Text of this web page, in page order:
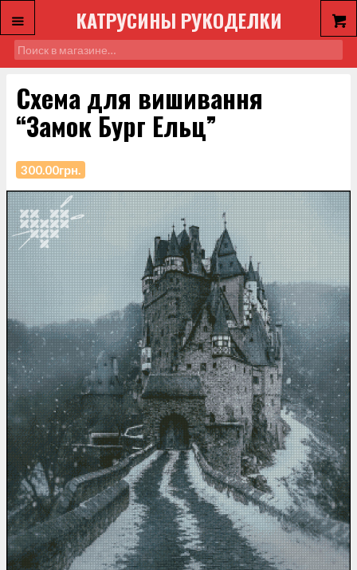
КАТРУСИНЫ РУКОДЕЛКИ
Схема для вишивання
“Замок Бург Ельц”
300.00грн.